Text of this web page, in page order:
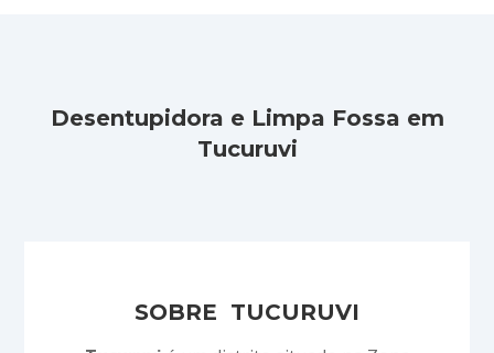
Desentupidora e Limpa Fossa em
Tucuruvi
SOBRE TUCURUVI